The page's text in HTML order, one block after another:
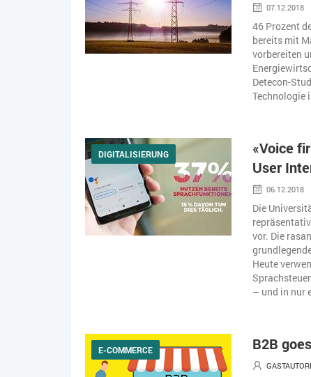
07.12.2018
46 Prozent
bereits mit
vorbereiten
Detecon-
Technologie
DIGITALISIERUNG
«Voice
User
06.12.2018
Die
vor. Die
Heute
– und in nur
E-COMMERCE B2B